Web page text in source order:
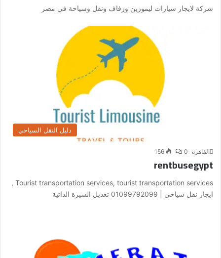
شركة لايجار سيارات ليموزين وزفاف ونقل وسياحة في مصر
دليل النقل السياحي
القاهرة 0
156
rentbusegypt
Tourist transportation services, tourist transportation services ,
ايجار نقل سياحي | 01099792099 تعديل السيرة الذاتية